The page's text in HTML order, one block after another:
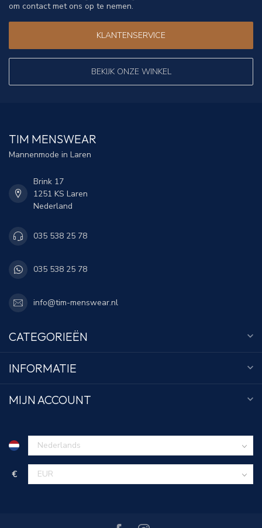
om contact met ons op te nemen.
KLANTENSERVICE
BEKIJK ONZE WINKEL
TIM MENSWEAR
Mannenmode in Laren
Brink 17
1251 KS Laren
Nederland
035 538 25 78
035 538 25 78
info@tim-menswear.nl
CATEGORIEËN
INFORMATIE
MIJN ACCOUNT
€